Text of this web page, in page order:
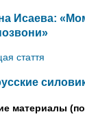
Исаева:
стаття
материалы (по